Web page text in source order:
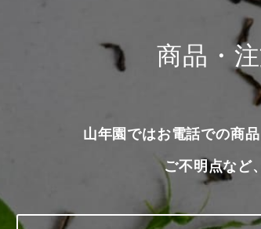
商品・
山年園ではお電話での商
ご不明点など